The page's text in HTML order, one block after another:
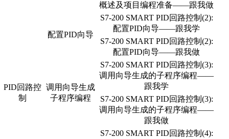
PID回路控
制
概述及项目编程准备——跟我做
配置PID向导
S7-200 SMART PID回路控制(2):
配置PID向导——跟我学
S7-200 SMART PID回路控制(2):
配置PID向导——跟我做
调用向导生成
子程序编程
S7-200 SMART PID回路控制(3):
调用向导生成的子程序编程——
跟我学
S7-200 SMART PID回路控制(3):
调用向导生成的子程序编程——
跟我做
S7-200 SMART PID回路控制(4):